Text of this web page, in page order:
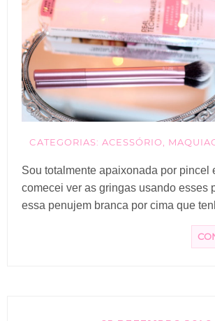
CATEGORIAS: ACESSÓRIO ,
Sou totalmente apaixonada por pincel
comecei ver as gringas usando esses
essa penujem branca por cima que